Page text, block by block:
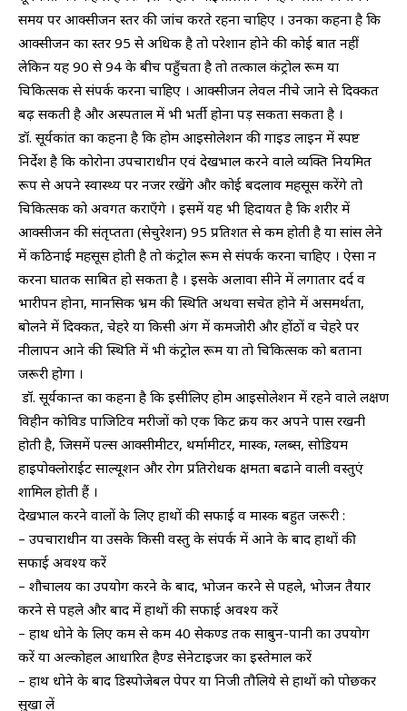
समय पर आक्सीजन स्तर की जांच करते रहना चाहिए । उनका कहना है कि
आक्सीजन का स्तर 95 से अधिक है तो परेशान होने की कोई बात नहीं
लेकिन यह 90 से 94 के बीच पहुँचता है तो तत्काल कंट्रोल रूम या
चिकित्सक से संपर्क करना चाहिए । आक्सीजन लेवल नीचे जाने से दिक्कत
बढ़ सकती है और अस्पताल में भी भर्ती होना पड़ सकता सकता है ।
​डॉ. सूर्यकांत का कहना है कि होम आइसोलेशन की गाइड लाइन में स्पष्ट
निर्देश है कि कोरोना उपचाराधीन एवं देखभाल करने वाले व्यक्ति नियमित
रूप से अपने स्वास्थ्य पर नजर रखेंगे और कोई बदलाव महसूस करेंगे तो
चिकित्सक को अवगत कराएँगे । इसमें यह भी हिदायत है कि शरीर में
आक्सीजन की संतृप्तता (सेचुरेशन) 95 प्रतिशत से कम होती है या सांस लेने
में कठिनाई महसूस होती है तो कंट्रोल रूम से संपर्क करना चाहिए । ऐसा न
करना घातक साबित हो सकता है । इसके अलावा सीने में लगातार दर्द व
भारीपन होना, मानसिक भ्रम की स्थिति अथवा सचेत होने में असमर्थता,
बोलने में दिक्कत, चेहरे या किसी अंग में कमजोरी और होंठों व चेहरे पर
नीलापन आने की स्थिति में भी कंट्रोल रूम या तो चिकित्सक को बताना
जरूरी होगा ।
​ डॉ. सूर्यकान्त का कहना है कि इसीलिए होम आइसोलेशन में रहने वाले लक्षण
विहीन कोविड पाजिटिव मरीजों को एक किट क्रय कर अपने पास रखनी
होती है, जिसमें पल्स आक्सीमीटर, थर्मामीटर, मास्क, ग्लब्स, सोडियम
हाइपोक्लोराईट साल्यूशन और रोग प्रतिरोधक क्षमता बढाने वाली वस्तुएं
शामिल होती हैं ।
देखभाल करने वालों के लिए हाथों की सफाई व मास्क बहुत जरूरी :
– उपचाराधीन या उसके किसी वस्तु के संपर्क में आने के बाद हाथों की
सफाई अवश्य करें
– शौचालय का उपयोग करने के बाद, भोजन करने से पहले, भोजन तैयार
करने से पहले और बाद में हाथों की सफाई अवश्य करें
– हाथ धोने के लिए कम से कम 40 सेकण्ड तक साबुन-पानी का उपयोग
करें या अल्कोहल आधारित हैण्ड सेनेटाइजर का इस्तेमाल करें
– हाथ धोने के बाद डिस्पोजेबल पेपर या निजी तौलिये से हाथों को पोछकर
सुखा लें